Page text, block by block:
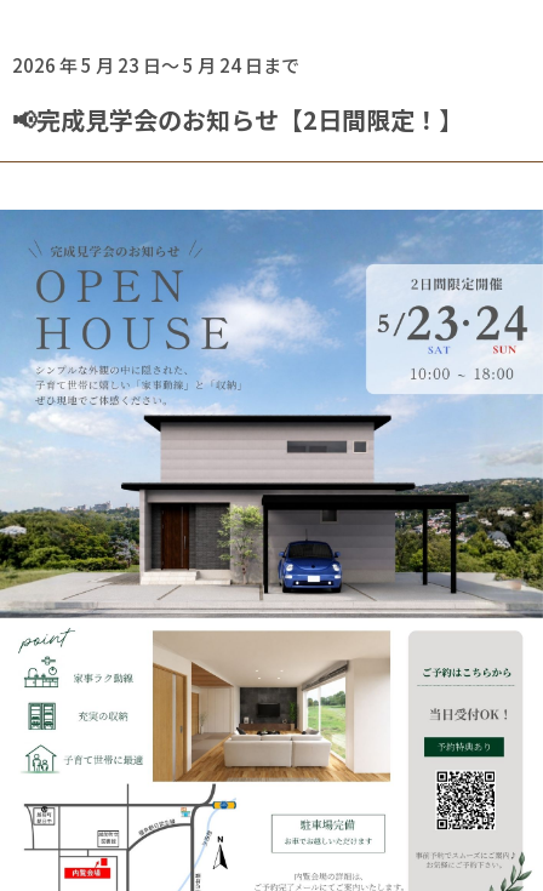
2026 年 5 月 23 日～ 5 月 24 日まで
📢完成見学会のお知らせ【2日間限定！】